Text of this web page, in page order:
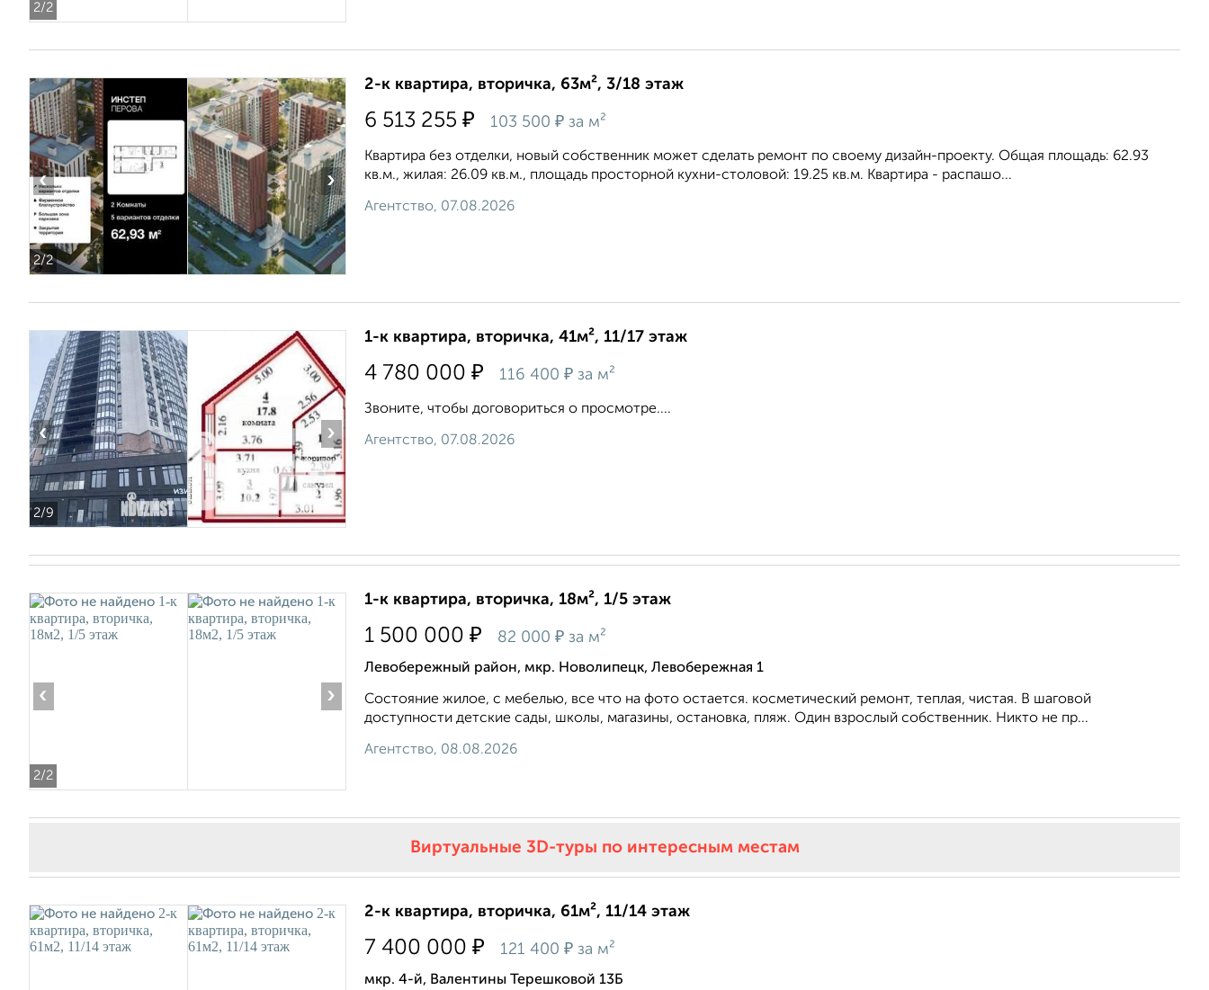
2/2
2/2
‹ ›
2-к квартира, вторичка, 63м², 3/18 этаж
6 513 255 ₽ 103 500 ₽ за м²
Квартира без отделки, новый собственник может сделать ремонт по своему дизайн-проекту. Общая площадь: 62.93
кв.м., жилая: 26.09 кв.м., площадь просторной кухни-столовой: 19.25 кв.м. Квартира - распашо...
Агентство, 07.08.2026
2/9
‹ ›
1-к квартира, вторичка, 41м², 11/17 этаж
4 780 000 ₽ 116 400 ₽ за м²
Звоните, чтобы договориться о просмотре....
Агентство, 07.08.2026
2/2
‹ ›
1-к квартира, вторичка, 18м², 1/5 этаж
1 500 000 ₽ 82 000 ₽ за м²
Левобережный район, мкр. Новолипецк, Левобережная 1
Состояние жилое, с мебелью, все что на фото остается. косметический ремонт, теплая, чистая. В шаговой
доступности детские сады, школы, магазины, остановка, пляж. Один взрослый собственник. Никто не пр...
Агентство, 08.08.2026
Виртуальные 3D-туры по интересным местам
2-к квартира, вторичка, 61м², 11/14 этаж
7 400 000 ₽ 121 400 ₽ за м²
мкр. 4-й, Валентины Терешковой 13Б